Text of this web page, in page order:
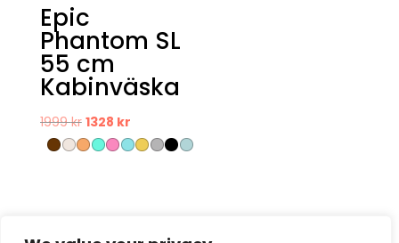
Epic
Phantom SL
55 cm
Kabinväska
1999kr Det
ursprungliga
1328 krDet
nuvarande